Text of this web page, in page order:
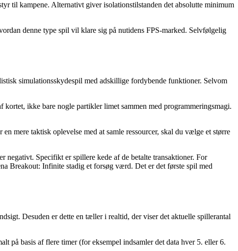
til kampene. Alternativt giver isolationstilstanden det absolutte minimum
denne type spil vil klare sig på nutidens FPS-marked. Selvfølgelig
simulationsskydespil med adskillige fordybende funktioner. Selvom
ikke bare nogle partikler limet sammen med programmeringsmagi.
mere taktisk oplevelse med at samle ressourcer, skal du vælge et større
negativt. Specifikt er spillere kede af de betalte transaktioner. For
Breakout: Infinite stadig et forsøg værd. Det er det første spil med
Desuden er dette en tæller i realtid, der viser det aktuelle spillerantal
på basis af flere timer (for eksempel indsamler det data hver 5. eller 6.